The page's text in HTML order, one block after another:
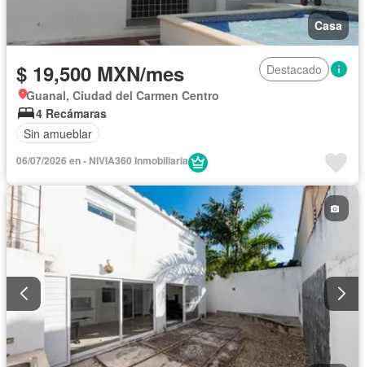
Casa
$ 19,500 MXN/mes
Destacado
Guanal, Ciudad del Carmen Centro
4 Recámaras
Sin amueblar
06/07/2026 en - NIVIA360 Inmobiliaria